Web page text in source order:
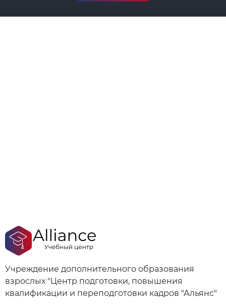
Учреждение дополнительного образования
взрослых "Центр подготовки, повышения
квалификации и переподготовки кадров "Альянс"